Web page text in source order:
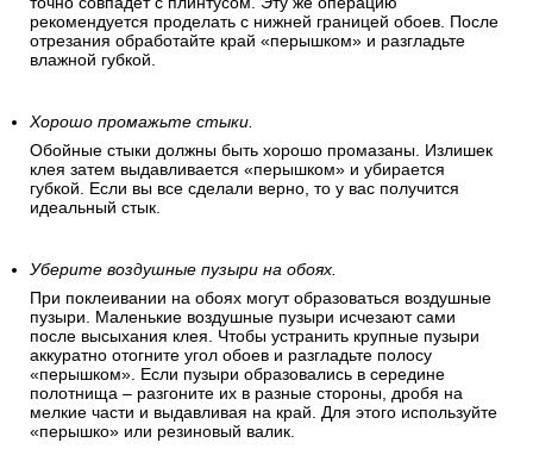
рекомендуется проделать с нижней границей обоев. После
отрезания обработайте край «перышком» и разгладьте
влажной губкой.
Хорошо промажьте стыки.
Обойные стыки должны быть хорошо промазаны. Излишек
клея затем выдавливается «перышком» и убирается
губкой. Если вы все сделали верно, то у вас получится
идеальный стык.
Уберите воздушные пузыри на обоях.
При поклеивании на обоях могут образоваться воздушные
пузыри. Маленькие воздушные пузыри исчезают сами
после высыхания клея. Чтобы устранить крупные пузыри
аккуратно отогните угол обоев и разгладьте полосу
«перышком». Если пузыри образовались в середине
полотнища – разгоните их в разные стороны, дробя на
мелкие части и выдавливая на край. Для этого используйте
«перышко» или резиновый валик.